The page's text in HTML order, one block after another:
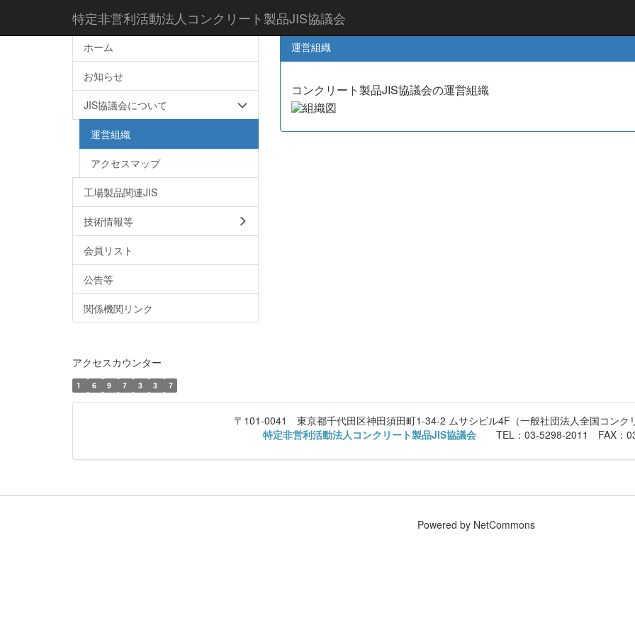
特定非営利活動法人コンクリート製品JIS協議会
運営組織
コンクリート製品JIS協議会の運営組織
ホーム
お知らせ
JIS協議会について
運営組織
アクセスマップ
工場製品関連JIS
技術情報等
会員リスト
公告等
関係機関リンク
アクセスカウンター
1 6 9 7 3 3 7
〒101-0041 東京都千代田区神田須田町1-34-2 ムサシビル4F（一般社団法人全国コンク
特定非営利活動法人コンクリート製品JIS協議会 TEL：03-5298-2011 FAX：
Powered by NetCommons